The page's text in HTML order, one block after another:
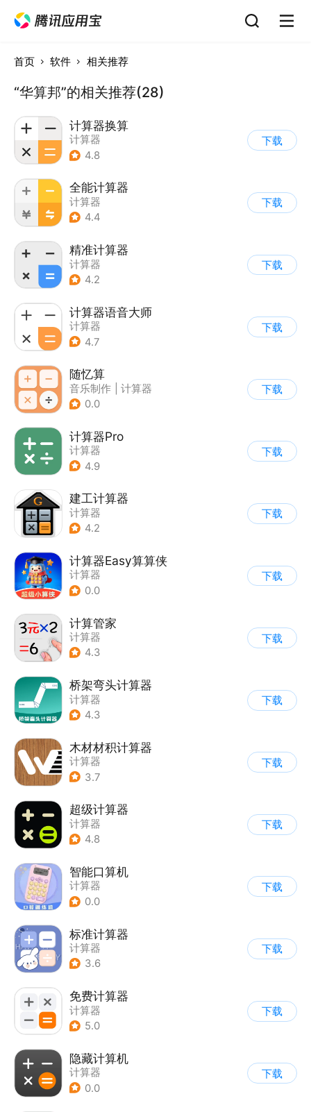
首页 软件 相关推荐
“华算邦”的相关推荐(28)
计算器换算
计算器
4.8
下载
全能计算器
计算器
4.4
下载
精准计算器
计算器
4.2
下载
计算器语音大师
计算器
4.7
下载
随忆算
音乐制作
计算器
0.0
下载
计算器Pro
计算器
4.9
下载
建工计算器
计算器
4.2
下载
计算器Easy算算侠
计算器
0.0
下载
计算管家
计算器
4.3
下载
桥架弯头计算器
计算器
4.3
下载
木材材积计算器
计算器
3.7
下载
超级计算器
计算器
4.8
下载
智能口算机
计算器
0.0
下载
标准计算器
计算器
3.6
下载
免费计算器
计算器
5.0
下载
隐藏计算机
计算器
0.0
下载